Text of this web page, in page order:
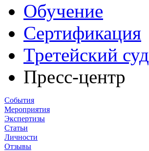
Обучение
Сертификация
Третейский суд
Пресс-центр
События
Мероприятия
Экспертизы
Статьи
Личности
Отзывы